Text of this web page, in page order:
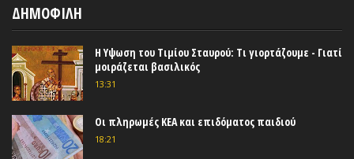
ΔΗΜΟΦΙΛΗ
Η Υψωση του Τιμίου Σταυρού: Τι γιορτάζουμε - Γιατί
μοιράζεται βασιλικός
13:31
Οι πληρωμές ΚΕΑ και επιδόματος παιδιού
18:21